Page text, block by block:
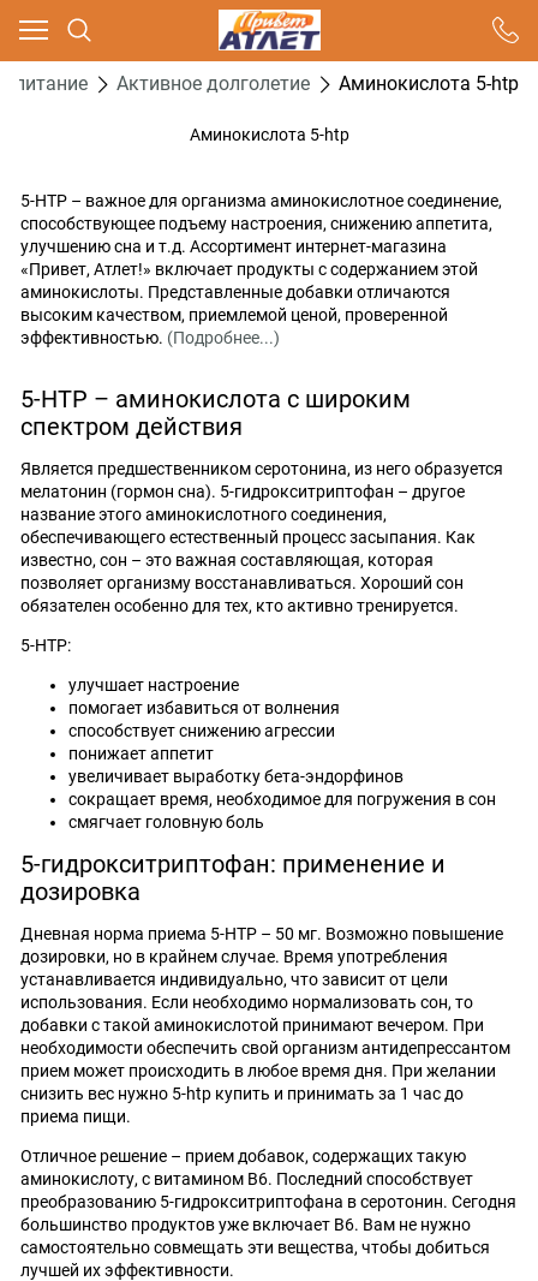
питание Активное долголетие Аминокислота 5-htp
Аминокислота 5-htp
5-HTP – важное для организма аминокислотное соединение,
способствующее подъему настроения, снижению аппетита,
улучшению сна и т.д. Ассортимент интернет-магазина
«Привет, Атлет!» включает продукты с содержанием этой
аминокислоты. Представленные добавки отличаются
высоким качеством, приемлемой ценой, проверенной
эффективностью. (Подробнее...)
5-HTP – аминокислота с широким
спектром действия
Является предшественником серотонина, из него образуется
мелатонин (гормон сна). 5-гидрокситриптофан – другое
название этого аминокислотного соединения,
обеспечивающего естественный процесс засыпания. Как
известно, сон – это важная составляющая, которая
позволяет организму восстанавливаться. Хороший сон
обязателен особенно для тех, кто активно тренируется.
5-HTP:
улучшает настроение
помогает избавиться от волнения
способствует снижению агрессии
понижает аппетит
увеличивает выработку бета-эндорфинов
сокращает время, необходимое для погружения в сон
смягчает головную боль
5-гидрокситриптофан: применение и
дозировка
Дневная норма приема 5-HTP – 50 мг. Возможно повышение
дозировки, но в крайнем случае. Время употребления
устанавливается индивидуально, что зависит от цели
использования. Если необходимо нормализовать сон, то
добавки с такой аминокислотой принимают вечером. При
необходимости обеспечить свой организм антидепрессантом
прием может происходить в любое время дня. При желании
снизить вес нужно 5-htp купить и принимать за 1 час до
приема пищи.
Отличное решение – прием добавок, содержащих такую
аминокислоту, с витамином В6. Последний способствует
преобразованию 5-гидрокситриптофана в серотонин. Сегодня
большинство продуктов уже включает В6. Вам не нужно
самостоятельно совмещать эти вещества, чтобы добиться
лучшей их эффективности.
Ваш город - Москва,
угадали?
ДА НЕТ